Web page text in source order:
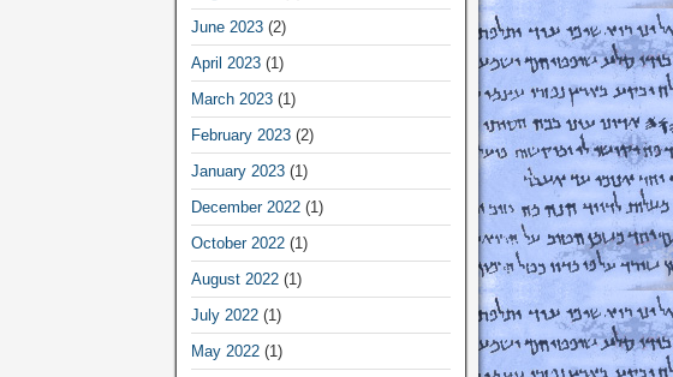
June 2023(2)
April 2023(1)
March 2023(1)
February 2023(2)
January 2023(1)
December 2022(1)
October 2022(1)
August 2022(1)
July 2022(1)
May 2022(1)